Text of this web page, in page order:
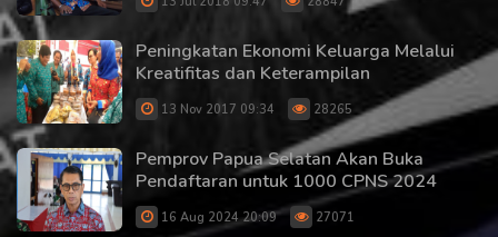
Peningkatan Ekonomi Keluarga Melalui
Kreatifitas dan Keterampilan
13 Nov 2017 09:34 28265
Pemprov Papua Selatan Akan Buka
Pendaftaran untuk 1000 CPNS 2024
16 Aug 2024 20:09 27071